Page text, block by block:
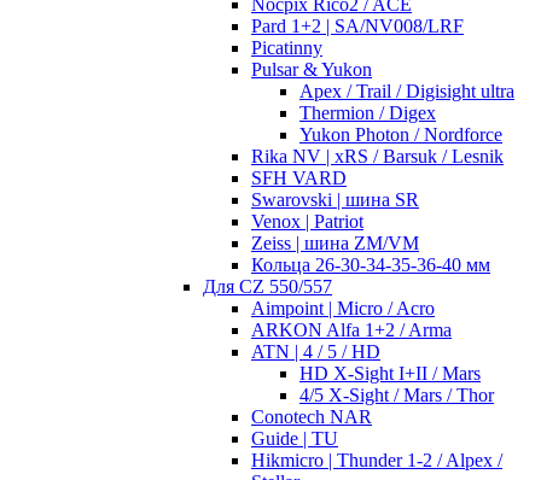
Nocpix Rico2 / ACE
Pard 1+2 | SA/NV008/LRF
Picatinny
Pulsar & Yukon
Apex / Trail / Digisight ultra
Thermion / Digex
Yukon Photon / Nordforce
Rika NV | xRS / Barsuk / Lesnik
SFH VARD
Swarovski | шина SR
Venox | Patriot
Zeiss | шина ZM/VM
Кольца 26-30-34-35-36-40 мм
Для CZ 550/557
Aimpoint | Micro / Acro
ARKON Alfa 1+2 / Arma
ATN | 4 / 5 / HD
HD X-Sight I+II / Mars
4/5 X-Sight / Mars / Thor
Conotech NAR
Guide | TU
Hikmicro | Thunder 1-2 / Alpex /